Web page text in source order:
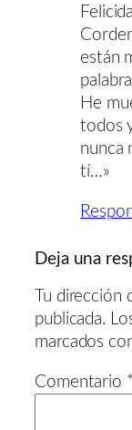
están
He
todos
nunca
tí…»
Deja una
Tu
publicada.
marcados
Comentario *